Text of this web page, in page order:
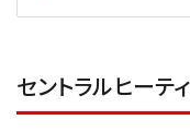
セントラルヒーテ